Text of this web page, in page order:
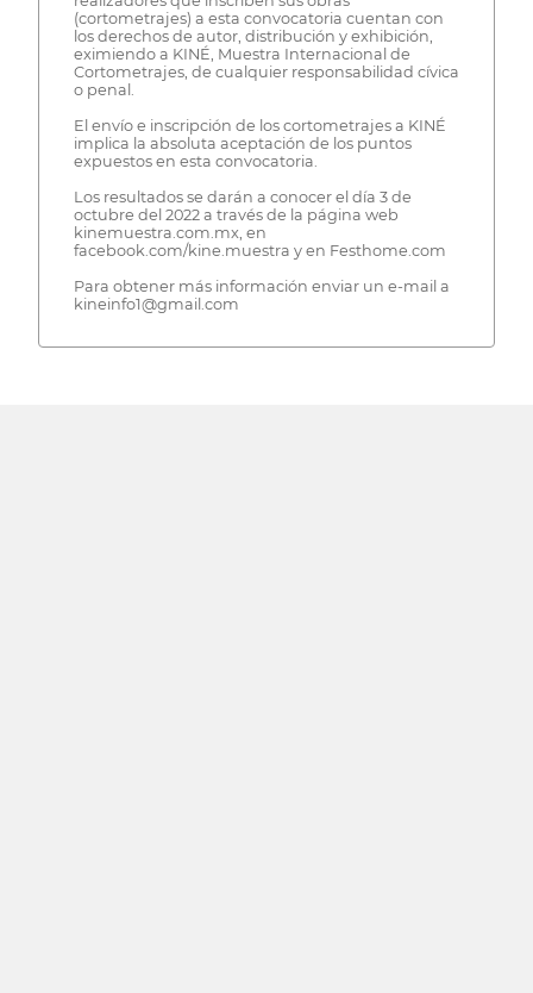
(cortometrajes) a esta convocatoria cuentan con
los derechos de autor, distribución y exhibición,
eximiendo a KINÉ, Muestra Internacional de
Cortometrajes, de cualquier responsabilidad cívica
o penal.
El envío e inscripción de los cortometrajes a KINÉ
implica la absoluta aceptación de los puntos
expuestos en esta convocatoria.
Los resultados se darán a conocer el día 3 de
octubre del 2022 a través de la página web
kinemuestra.com.mx, en
facebook.com/kine.muestra y en Festhome.com
Para obtener más información enviar un e-mail a
kineinfo1@gmail.com